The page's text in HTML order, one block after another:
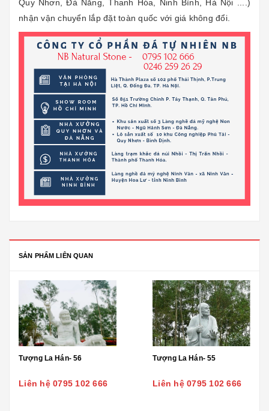
Quy Nhơn, Đà Nẵng, Thanh Hóa, Ninh Bình, Hà Nội ....)
nhận vận chuyển lắp đặt toàn quốc với giá không đổi.
SẢN PHẨM LIÊN QUAN
Tượng La Hán- 56
Liên hệ 0795 102 666
Tượng La Hán- 55
Liên hệ 0795 102 666